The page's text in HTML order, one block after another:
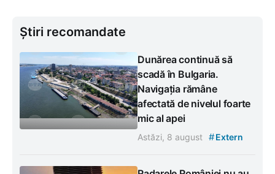
Știri recomandate
Dunărea continuă să
scadă în Bulgaria.
Navigația rămâne
afectată de nivelul foarte
mic al apei
Astăzi, 8 august #Extern